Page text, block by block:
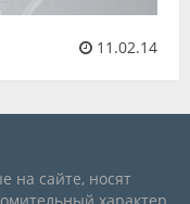
11.02.14
на сайте, носят